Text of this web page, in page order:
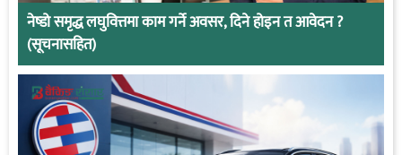
नेष्डो समृद्ध लघुवित्तमा काम गर्ने अवसर, दिने होइन त आवेदन ?
(सूचनासहित)